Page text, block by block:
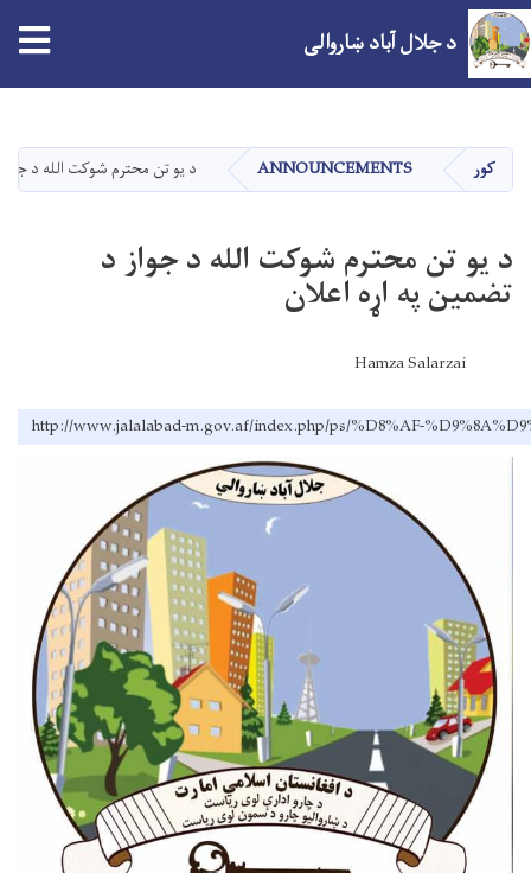
دانګل
د جلال آباد ښاروالی
کور ANNOUNCEMENTS د يو تن محترم شوکت الله د
د يو تن محترم شوکت الله د جواز د
تضمين په اړه اعلان
Hamza Salarzai
http://www.jalalabad-m.gov.af/index.php/ps/%D8%AF-